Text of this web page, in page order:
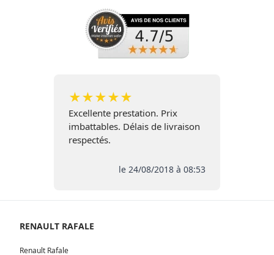
★★★★★
Excellente prestation. Prix
imbattables. Délais de livraison
respectés.
le 24/08/2018 à 08:53
RENAULT RAFALE
Renault Rafale